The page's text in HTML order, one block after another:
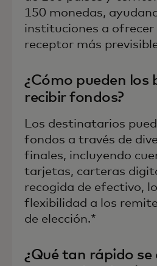
150 monedas,
instituciones a ofrecer
receptor más
¿Cómo pueden los
recibir fondos?
Los destinatarios
fondos a través de
finales, incluyendo
tarjetas, carteras
recogida de efectivo,
flexibilidad a los
de elección.*
¿Qué tan rápido